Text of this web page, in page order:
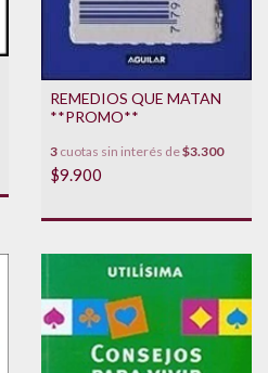
REMEDIOS QUE MATAN
**PROMO**
3 cuotas sin interés de$3.300
$9.900